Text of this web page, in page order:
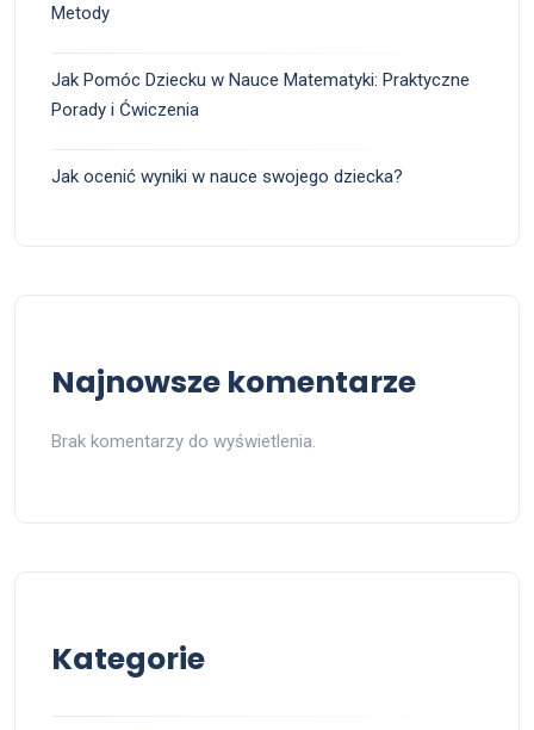
Metody
Jak Pomóc Dziecku w Nauce Matematyki: Praktyczne
Porady i Ćwiczenia
Jak ocenić wyniki w nauce swojego dziecka?
Najnowsze komentarze
Brak komentarzy do wyświetlenia.
Kategorie